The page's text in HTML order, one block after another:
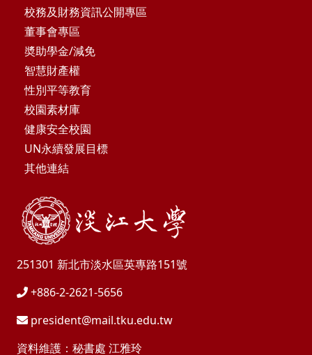
校務及財務資訊公開專區
董事會專區
奬助學金/減免
智慧財產權
性別平等教育
校園素材庫
健康安全校園
UN永續發展目標
其他連結
251301 新北市淡水區英專路151號
+886-2-2621-5656
president@mail.tku.edu.tw
資料維護：秘書處 江雅玲